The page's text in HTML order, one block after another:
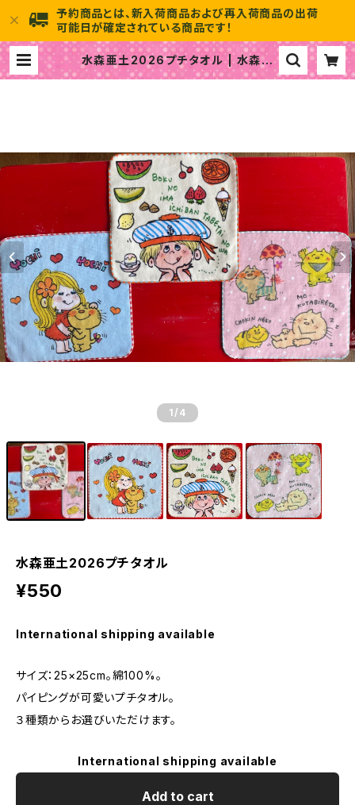
予約商品とは、新入荷商品および再入荷商品の出荷
可能日が確定されている商品です！
水森亜土2026プチタオル | 水森亜
土のおもちゃ箱画廊 official
1 /4
水森亜土2026プチタオル
¥550
International shipping available
サイズ：25×25cm。綿100%。
パイピングが可愛いプチタオル。
３種類からお選びいただけます。
International shipping available
Add to cart